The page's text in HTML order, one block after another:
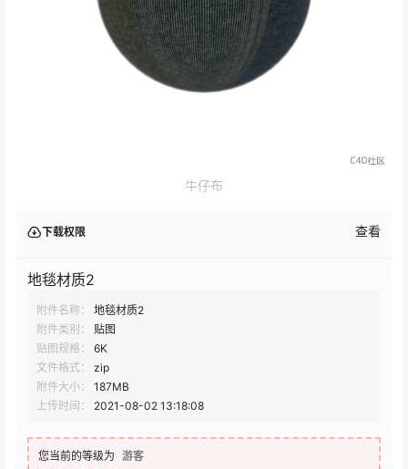
牛仔布
下载权限 查看
地毯材质2
附件名称：
地毯材质2
附件类别：
贴图
贴图规格：
6K
文件格式：
zip
附件大小：
187MB
上传时间：
2021-08-02 13:18:08
您当前的等级为 游客